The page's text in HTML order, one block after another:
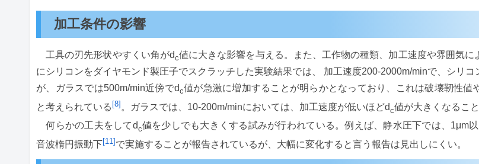
加工条件の影響
工具の刃先形状やすくい角がdc値に大きな影響を与える。また、工作物の種類、加工速度や雰囲気
にシリコンをダイヤモンド製圧子でスクラッチした実験結果では、 加工速度200-2000m/minで、シリコ
が、ガラスでは500m/min近傍でdc値が急激に増加することが明らかとなっており、これは破壊靭性値
と考えられている [8] 。ガラスでは、10-200m/minにおいては、加工速度が低いほどdc値が大きくなるこ
何らかの工夫をしてdc値を少しでも大きくする試みが行われている。例えば、静水圧下では、1μm
音波楕円振動下[11]で実施することが報告されているが、大幅に変化すると言う報告は見出しにくい。